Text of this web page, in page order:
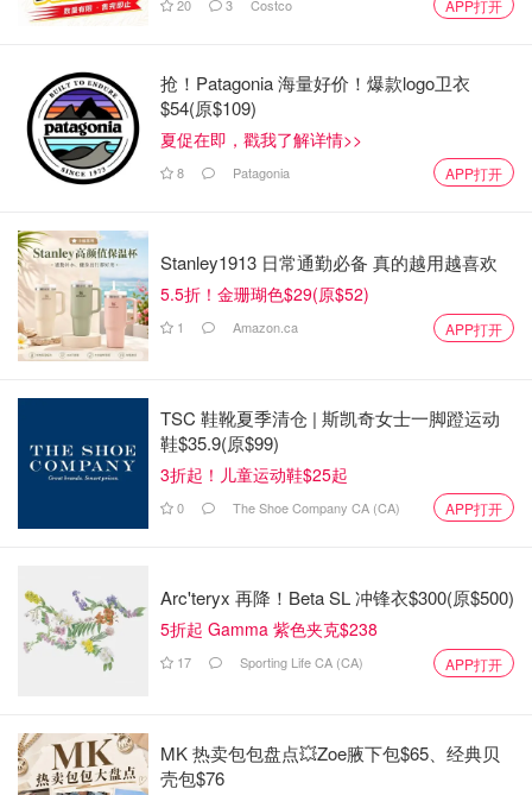
adidas
superstar我以前买过两双，可以说是Adidas非常经典百搭
的款式了～这次选了一双比较特别的款，波浪边非常吸睛！
舒适度和正常版的superstar差不多，但这款的鞋底偏厚，有
一点增高，鞋子量感大很酷🕶️～
20 3 Costco APP打开
抢！Patagonia 海量好价！爆款logo卫衣
$54(原$109)
夏促在即，戳我了解详情>>
8 Patagonia APP打开
Stanley1913 日常通勤必备 真的越用越喜欢
5.5折！金珊瑚色$29(原$52)
1 Amazon.ca APP打开
TSC 鞋靴夏季清仓 | 斯凯奇女士一脚蹬运动
鞋$35.9(原$99)
3折起！儿童运动鞋$25起
0 The Shoe Company CA (CA) APP打开
Arc'teryx 再降！Beta SL 冲锋衣$300(原$500)
5折起 Gamma 紫色夹克$238
17 Sporting Life CA (CA) APP打开
MK 热卖包包盘点💥Zoe腋下包$65、经典贝
壳包$76